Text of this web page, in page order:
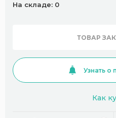
На складе: 0
ТОВАР
Узнать о
Как